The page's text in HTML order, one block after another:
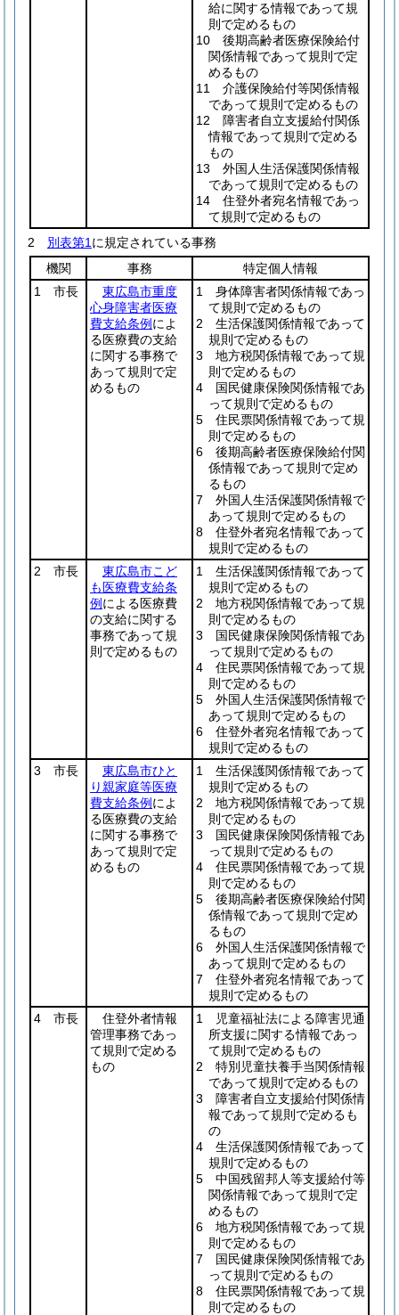
給に関する情報であって規
則で定めるもの
10 後期高齢者医療保険給付
関係情報であって規則で定
めるもの
11 介護保険給付等関係情報
であって規則で定めるもの
12 障害者自立支援給付関係
情報であって規則で定める
もの
13 外国人生活保護関係情報
であって規則で定めるもの
14 住登外者宛名情報であっ
て規則で定めるもの
2 別表第1 に規定されている事務
機関
事務
特定個人情報
1 市長
東広島市重度
心身障害者医療
費支給条例 によ
る医療費の支給
に関する事務で
あって規則で定
めるもの
1 身体障害者関係情報であっ
て規則で定めるもの
2 生活保護関係情報であって
規則で定めるもの
3 地方税関係情報であって規
則で定めるもの
4 国民健康保険関係情報であ
って規則で定めるもの
5 住民票関係情報であって規
則で定めるもの
6 後期高齢者医療保険給付関
係情報であって規則で定め
るもの
7 外国人生活保護関係情報で
あって規則で定めるもの
8 住登外者宛名情報であって
規則で定めるもの
2 市長
東広島市こど
も医療費支給条
例 による医療費
の支給に関する
事務であって規
則で定めるもの
1 生活保護関係情報であって
規則で定めるもの
2 地方税関係情報であって規
則で定めるもの
3 国民健康保険関係情報であ
って規則で定めるもの
4 住民票関係情報であって規
則で定めるもの
5 外国人生活保護関係情報で
あって規則で定めるもの
6 住登外者宛名情報であって
規則で定めるもの
3 市長
東広島市ひと
り親家庭等医療
費支給条例 によ
る医療費の支給
に関する事務で
あって規則で定
めるもの
1 生活保護関係情報であって
規則で定めるもの
2 地方税関係情報であって規
則で定めるもの
3 国民健康保険関係情報であ
って規則で定めるもの
4 住民票関係情報であって規
則で定めるもの
5 後期高齢者医療保険給付関
係情報であって規則で定め
るもの
6 外国人生活保護関係情報で
あって規則で定めるもの
7 住登外者宛名情報であって
規則で定めるもの
4 市長
住登外者情報
管理事務であっ
て規則で定める
もの
1 児童福祉法による障害児通
所支援に関する情報であっ
て規則で定めるもの
2 特別児童扶養手当関係情報
であって規則で定めるもの
3 障害者自立支援給付関係情
報であって規則で定めるも
の
4 生活保護関係情報であって
規則で定めるもの
5 中国残留邦人等支援給付等
関係情報であって規則で定
めるもの
6 地方税関係情報であって規
則で定めるもの
7 国民健康保険関係情報であ
って規則で定めるもの
8 住民票関係情報であって規
則で定めるもの